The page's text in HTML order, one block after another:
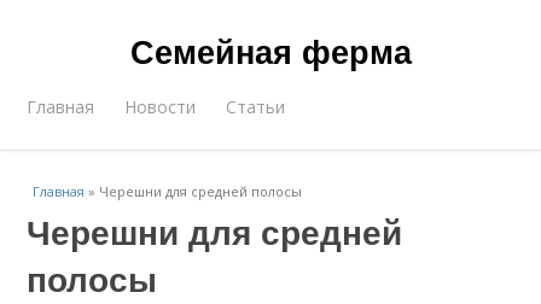
Семейная ферма
Главная Новости Статьи
Главная » Черешни для средней полосы
Черешни для средней
полосы